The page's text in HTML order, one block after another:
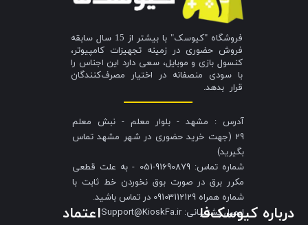
فروشگاه "کیوسک" با بیشتر از 15 سال سابقه
فروش حضوری در زمینه تجهیزات کامپیوتر،
کنسول بازی و موبایل، سعی دارد این اجناس را
با سودی منصفانه در اختیار مصرف‌کنندگان
قرار بدهد.
آدرس : مشهد - بلوار معلم - نبش معلم
29 (جهت خرید حضوری در شهر مشهد تماس
بگیرید)
شماره تماس: 91690879-051 - به علت قطعی
مکرر برق در صورت بوق نخوردن خط ثابت با
شماره همراه 09103112129 در تماس باشید.
​​​​​​​ایمیل پشتیبانی: Support@KioskFa.ir
اعتماد درباره کیوسک‌فا